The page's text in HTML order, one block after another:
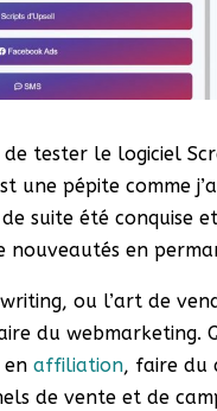
de tester le logiciel
une pépite comme
suite été conquise
nouveautés en
ou l’art de
du webmarketing.
enaffiliation, faire du
de vente et de